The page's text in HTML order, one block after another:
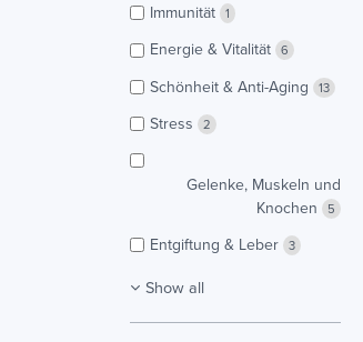
Immunität 1
Energie & Vitalität 6
Schönheit & Anti-Aging 13
Stress 2
Gelenke, Muskeln und
Knochen
5
Entgiftung & Leber 3
Show all